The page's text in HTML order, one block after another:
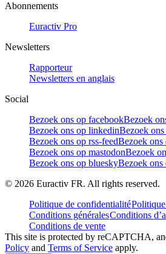
Abonnements
Euractiv Pro
Newsletters
Rapporteur
Newsletters en anglais
Social
Bezoek ons op facebookBezoek
Bezoek ons op linkedinBezoek
Bezoek ons op rss-feedBezoek ons
Bezoek ons op mastodonBezoek
Bezoek ons op blueskyBezoek ons
© 2026 Euractiv FR. All rights reserved.
Politique de confidentialité
Conditions généralesConditions
Conditions de vente
This site is protected by reCAPTCHA,
Policy and Terms of Service apply.